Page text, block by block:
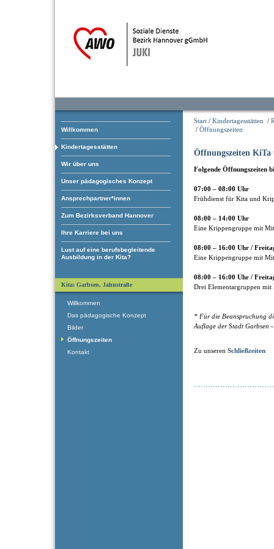
Willkommen
Kindertagesstätten
Wir über uns
Unser pädagogisches Konzept
Ansprechpartner*innen
Zum Bezirksverband Hannover
Ihre Karriere bei uns
Lust auf eine berufsbegleitende
Ausbildung in der Kita?
Start / Kindertagesstätten /
/ Öffnungszeiten
Öffnungszeiten
Folgende Öffnungszeiten
07:00 – 08:00 Uhr
Frühdienst für Kita und
08:00 – 14:00 Uhr
Eine Krippengruppe mit
08:00 – 16:00 Uhr /
Eine Krippengruppe mit
08:00 – 16:00 Uhr /
Drei Elementargruppen
* Für die Beanspruchung
Auflage der Stadt Garbsen
Zu unseren Schließzeiten
Kita: Garbsen, Jahnstraße
Willkommen
Das pädagogische Konzept
Bilder
Öffnungszeiten
Kontakt